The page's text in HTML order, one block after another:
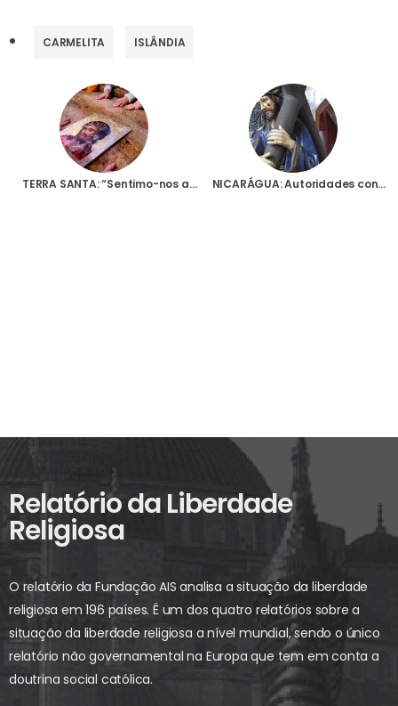
CARMELITA ISLÂNDIA
TERRA SANTA: “Sentimo-nos abandonados, estamos sozinhos e ninguém faz nada”, denuncia cristão de Belém NICARÁGUA: Autoridades confiscam mosteiro das Irmãs Trapistas e expulsam do país mais um padre e duas religiosas
Relatório da Liberdade
Religiosa
O relatório da Fundação AIS analisa a situação da liberdade
religiosa em 196 países. É um dos quatro relatórios sobre a
situação da liberdade religiosa a nível mundial, sendo o único
relatório não governamental na Europa que tem em conta a
doutrina social católica.